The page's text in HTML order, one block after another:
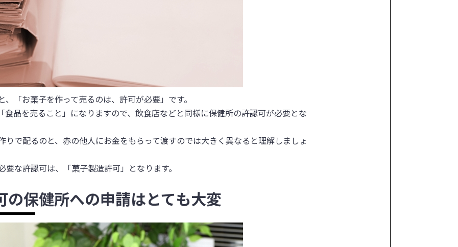
「お菓子を作って売るのは、許可が必要」です。
食品を売ること」になりますので、飲食店などと同様に保健所の許認可が必要とな
りで配るのと、赤の他人にお金をもらって渡すのでは大きく異なると理解しましょ
要な許認可は、「菓子製造許可」となります。
の保健所への申請はとても大変